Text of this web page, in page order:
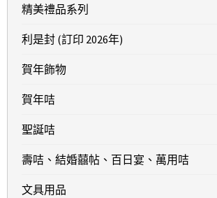
精美禮品系列
利是封 (訂印 2026年)
賀年飾物
賀年咭
聖誕咭
壽咭、結婚囍帖、百日宴、萬用咭
文具用品